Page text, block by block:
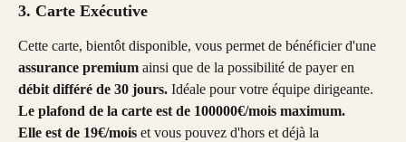
3. Carte Exécutive
Cette carte, bientôt disponible, vous permet de bénéficier d'une
assurance premium ainsi que de la possibilité de payer en
débit différé de 30 jours. Idéale pour votre équipe dirigeante.
Le plafond de la carte est de 100000€/mois maximum.
Elle est de 19€/mois et vous pouvez d'hors et déjà la